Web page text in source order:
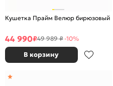
Кушетка Прайм Велюр бирюзовый
44 990₽49 989 ₽-10%
В корзину